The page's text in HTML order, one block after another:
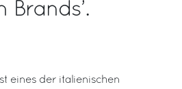
Brands’.
eines der italienischen